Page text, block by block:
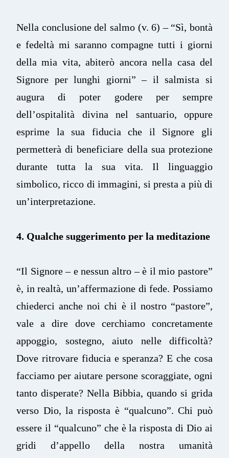
Nella conclusione del salmo (v. 6) – “Sì, bontà
e fedeltà mi saranno compagne tutti i giorni
della mia vita, abiterò ancora nella casa del
Signore per lunghi giorni” – il salmista si
augura di poter godere per sempre
dell’ospitalità divina nel santuario, oppure
esprime la sua fiducia che il Signore gli
permetterà di beneficiare della sua protezione
durante tutta la sua vita. Il linguaggio
simbolico, ricco di immagini, si presta a più di
un’interpretazione.
4. Qualche suggerimento per la meditazione
“Il Signore – e nessun altro – è il mio pastore”
è, in realtà, un’affermazione di fede. Possiamo
chiederci anche noi chi è il nostro “pastore”,
vale a dire dove cerchiamo concretamente
appoggio, sostegno, aiuto nelle difficoltà?
Dove ritrovare fiducia e speranza? E che cosa
facciamo per aiutare persone scoraggiate, ogni
tanto disperate? Nella Bibbia, quando si grida
verso Dio, la risposta è “qualcuno”. Chi può
essere il “qualcuno” che è la risposta di Dio ai
gridi d’appello della nostra umanità